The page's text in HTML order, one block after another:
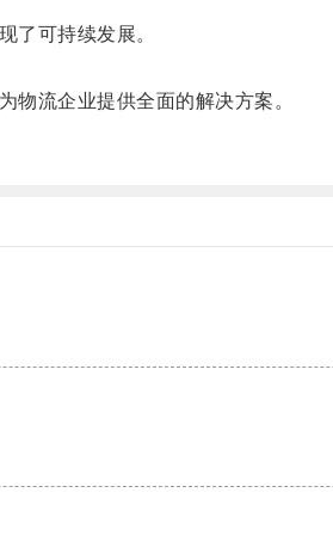
可持续发展。
流企业提供全面的解决方案。